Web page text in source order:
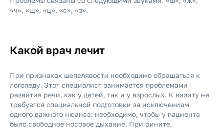
«ч», «щ», «ц», «с», «з».
Какой врач лечит
При признаках шепелявости необходимо обращаться к
логопеду. Этот специалист занимается проблемами
развития речи, как у детей, так и у взрослых. К визиту не
требуется специальной подготовки за исключением
одного важного нюанса: необходимо, чтобы у пациента
было свободное носовое дыхание. При рините,